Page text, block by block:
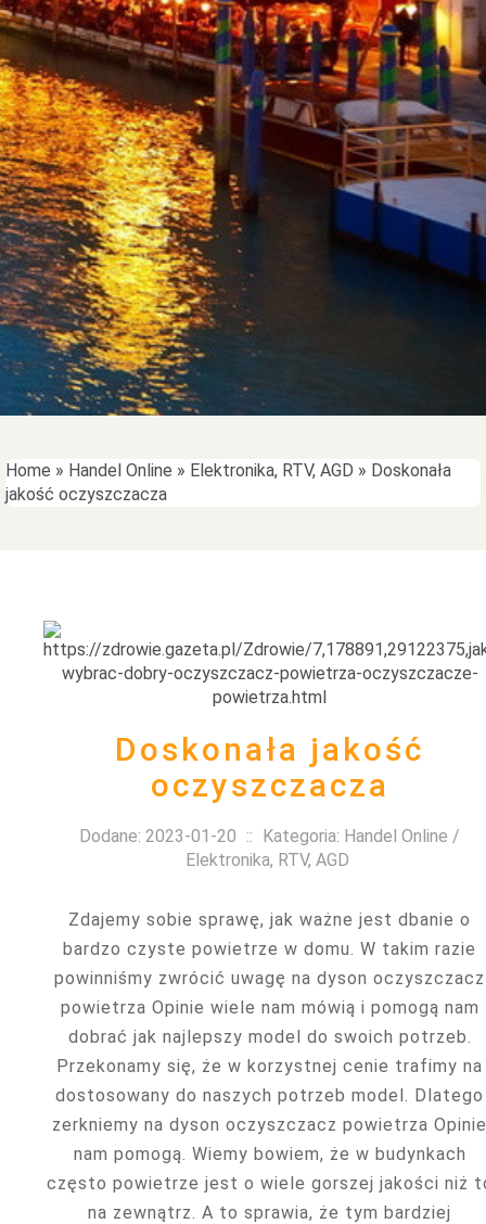
Home » Handel Online » Elektronika, RTV, AGD » Doskonała
jakość oczyszczacza
Doskonała jakość
oczyszczacza
Dodane: 2023-01-20 :: Kategoria: Handel Online /
Elektronika, RTV, AGD
Zdajemy sobie sprawę, jak ważne jest dbanie o
bardzo czyste powietrze w domu. W takim razie
powinniśmy zwrócić uwagę na dyson oczyszczacz
powietrza Opinie wiele nam mówią i pomogą nam
dobrać jak najlepszy model do swoich potrzeb.
Przekonamy się, że w korzystnej cenie trafimy na
dostosowany do naszych potrzeb model. Dlatego
zerkniemy na dyson oczyszczacz powietrza Opinie
nam pomogą. Wiemy bowiem, że w budynkach
często powietrze jest o wiele gorszej jakości niż
na zewnątrz. A to sprawia, że tym bardziej